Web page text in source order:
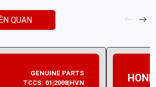
QUAN
GENUINE PARTS
TCCS: 01|2008|HVN